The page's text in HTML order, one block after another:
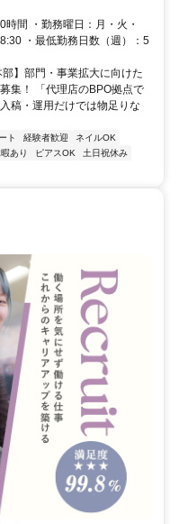
間 ・勤務曜日：月・火・
・最低勤務日数（週）：5
】部門・事業拡大に向けた
集！ 「代理店のBPO拠点で
稿・運用だけでは物足りな
ト 経験者歓迎
ネイルOK
あり ピアスOK
土日祝休み